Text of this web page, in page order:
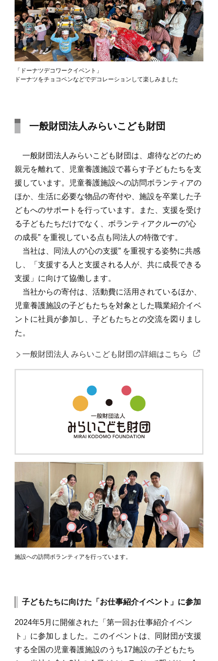
「ドーナツデコワークイベント」
ドーナツをチョコペンなどでデコレーションして楽しみました
一般財団法人みらいこども財団
一般財団法人みらいこども財団は、虐待などのため
親元を離れて、児童養護施設で暮らす子どもたちを支
援しています。児童養護施設への訪問ボランティアの
ほか、生活に必要な物品の寄付や、施設を卒業した子
どもへのサポートを行っています。また、支援を受け
る子どもたちだけでなく、ボランティアクルーの“心
の成長” を重視している点も同法人の特徴です。
当社は、同法人の“心の支援” を重視する姿勢に共感
し、「支援する人と支援される人が、共に成長できる
支援」に向けて協働します。
当社からの寄付は、活動費に活用されているほか、
児童養護施設の子どもたちを対象とした職業紹介イベ
ントに社員が参加し、子どもたちとの交流を図りまし
た。
一般財団法人 みらいこども財団の詳細はこちら
施設への訪問ボランティアを行っています。
子どもたちに向けた「お仕事紹介イベント」に参加
2024年5月に開催された「第一回お仕事紹介イベン
ト」に参加しました。このイベントは、同財団が支援
する全国の児童養護施設のうち17施設の子どもたち